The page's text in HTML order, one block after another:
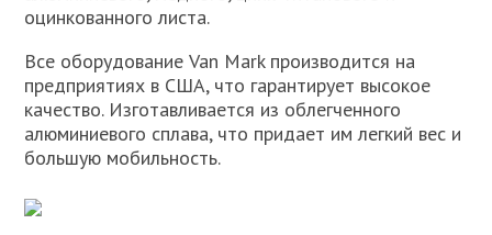
оцинкованного листа.
Все оборудование Van Mark производится на
предприятиях в США, что гарантирует высокое
качество. Изготавливается из облегченного
алюминиевого сплава, что придает им легкий вес и
большую мобильность.